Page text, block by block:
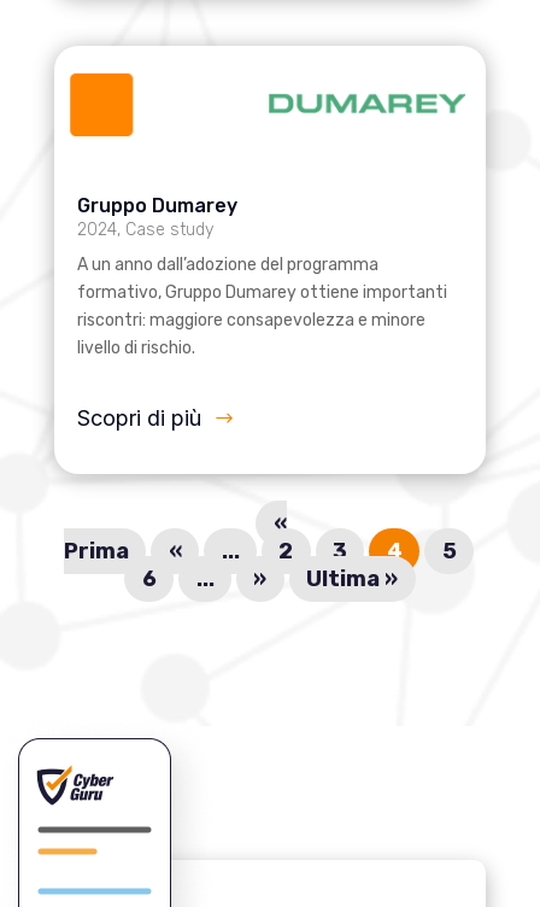
Gruppo Dumarey
2024, Case study
A un anno dall’adozione del programma
formativo, Gruppo Dumarey ottiene importanti
riscontri: maggiore consapevolezza e minore
livello di rischio.
Scopri di più
«
Prima
« ... 2 3 4
5
6
... » Ultima »